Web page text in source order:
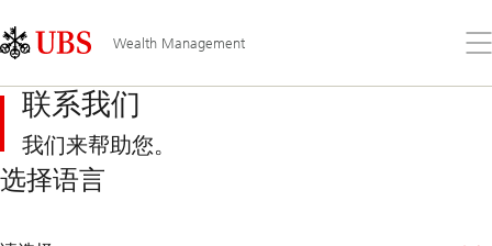
Links
Area
Wealth Management
打
菜
联系我们
我们来帮助您。
选择语言